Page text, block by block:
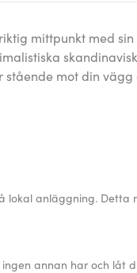
mittpunkt med
mot din
lokal anläggning. Detta
annan har och låt